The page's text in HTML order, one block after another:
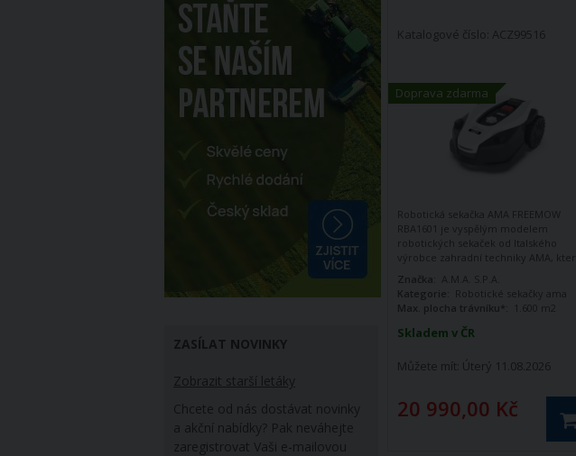
Doprava zdarma
Katalogové číslo: ACZ99516
Skladem v ČR
Můžete mít: Úterý 11.08.2026
20 990,00 Kč
Robotická sekačka AMA FREEMOW
RBA1601 je vyspělým modelem
robotických sekaček od Italského
výrobce zahradní techniky AMA, který
tento sektor nabízí.
Značka: A.M.A. S.P.A.
Kategorie: Robotické sekačky ama
Max. plocha trávníku*:
1.600 m2
ZASÍLAT NOVINKY
Zobrazit starší letáky
Chcete od nás dostávat novinky
a akční nabídky? Pak neváhejte
zaregistrovat Vaši e-mailovou